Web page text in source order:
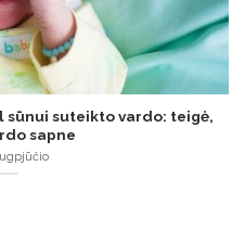
sūnui suteikto vardo: teigė,
sapne